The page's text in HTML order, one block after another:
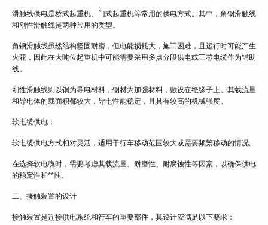
滑触线供电是桥式起重机、门式起重机等常用的供电方式。其中，角钢滑触线
和刚性滑触线是两种常用的类型。
角钢滑触线虽然结构坚固耐磨，但电能损耗大，施工困难，且运行时可能产生
火花，因此在大吨位起重机中可能需要采用多点分段供电或三芯电缆作为辅助
线。
刚性滑触线则以铜为导电材料，钢材为加强材料，敷设在绝缘子上。其载流量
和导电体的载面积都较大，导电性能稳定，且具有较高的机械强度。
软电缆供电：
软电缆供电方式相对灵活，适用于行车移动范围较大或需要频繁移动的情况。
在选择软电缆时，需要考虑其载流量、耐磨性、耐腐蚀性等因素，以确保供电
的稳定性和**性。
二、接触装置的设计
接触装置是连接供电系统和行车的重要部件，其设计应满足以下要求：